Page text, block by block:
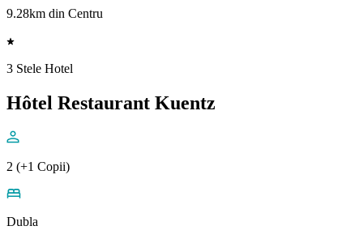
9.28km din Centru
3 Stele Hotel
Hôtel Restaurant Kuentz
2 (+1 Copii)
Dubla